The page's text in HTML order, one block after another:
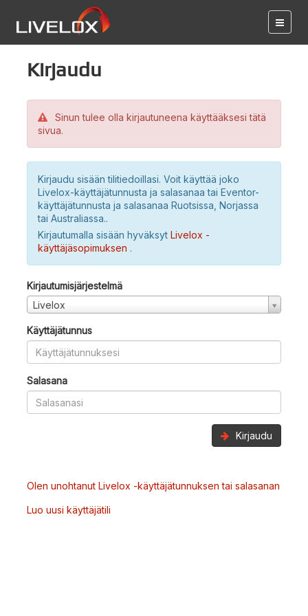
Kirjaudu
Sinun tulee olla kirjautuneena käyttääksesi tätä
sivua.
Kirjaudu sisään tilitiedoillasi. Voit käyttää joko
Livelox-käyttäjätunnusta ja salasanaa tai Eventor-
käyttäjätunnusta ja salasanaa Ruotsissa, Norjassa
tai Australiassa..
Kirjautumalla sisään hyväksyt Livelox -
käyttäjäsopimuksen .
Kirjautumisjärjestelmä
Livelox
Käyttäjätunnus
Salasana
Kirjaudu
Olen unohtanut Livelox -käyttäjätunnuksen tai salasanan
Luo uusi käyttäjätili